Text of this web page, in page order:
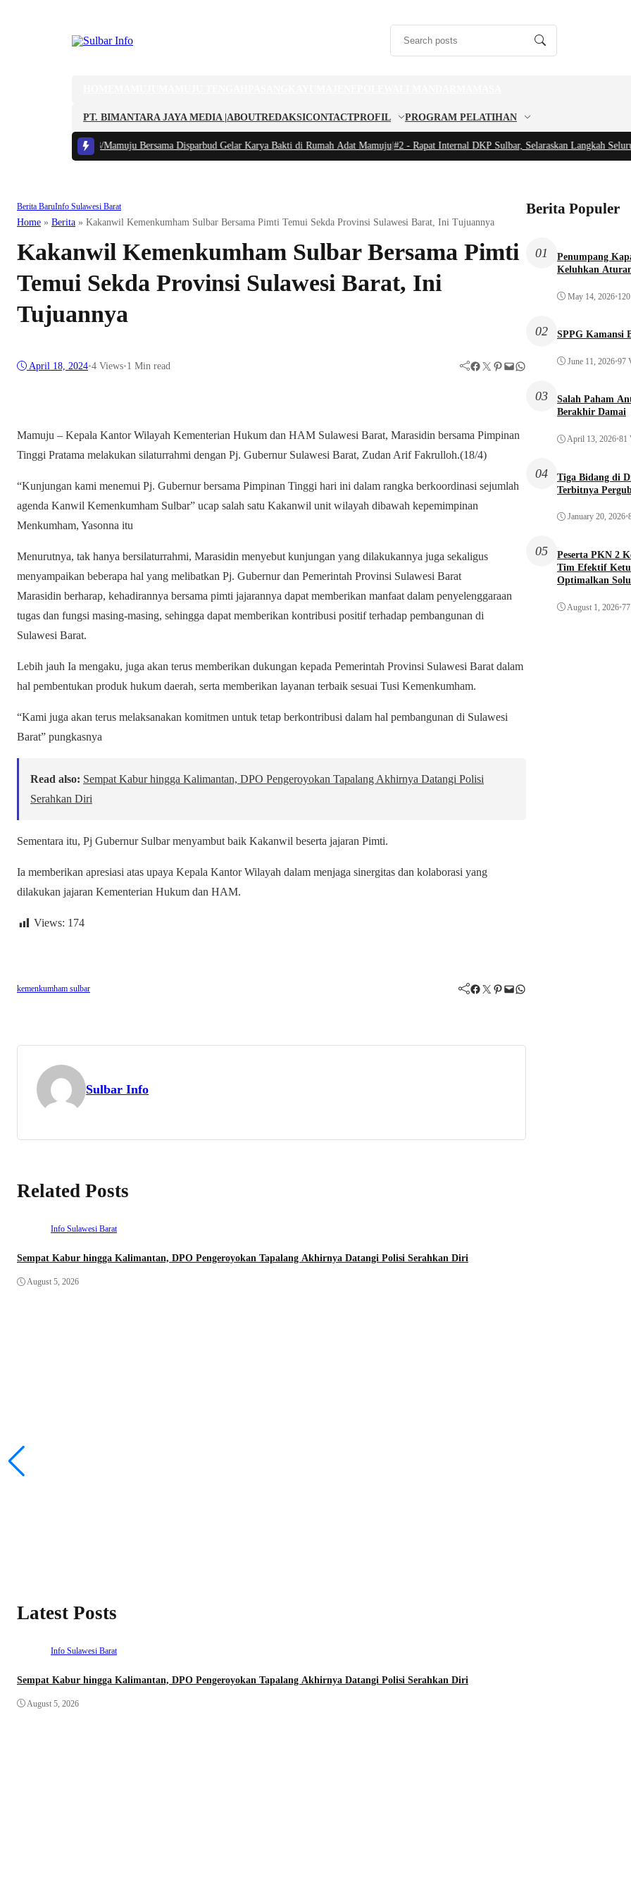
PT. BIMANTARA JAYA MEDIA | ABOUTREDAKSICONTACTPROFIL PROGRAM PELATIHAN
Lokal, Kodim 1418/Mamuju Bersama Disparbud Gelar Karya Bakti di Rumah Adat Mamuju|#2 -Rapat Internal DKP Sulbar, Selaraskan Langkah Seluruh
Berita BaruInfo Sulawesi Barat
Home » Berita » Kakanwil Kemenkumham Sulbar Bersama Pimti Temui Sekda Provinsi Sulawesi Barat, Ini Tujuannya
Kakanwil Kemenkumham Sulbar Bersama Pimti
Temui Sekda Provinsi Sulawesi Barat, Ini
Tujuannya
April 18, 2024•4 Views•1 Min read Facebook Twitter Pinterest Mail WhatsApp
Mamuju – Kepala Kantor Wilayah Kementerian Hukum dan HAM Sulawesi Barat, Marasidin bersama Pimpinan
Tinggi Pratama melakukan silaturrahmi dengan Pj. Gubernur Sulawesi Barat, Zudan Arif Fakrulloh.(18/4)
“Kunjungan kami menemui Pj. Gubernur bersama Pimpinan Tinggi hari ini dalam rangka berkoordinasi sejumlah
agenda Kanwil Kemenkumham Sulbar” ucap salah satu Kakanwil unit wilayah dibawah kepemimpinan
Menkumham, Yasonna itu
Menurutnya, tak hanya bersilaturrahmi, Marasidin menyebut kunjungan yang dilakukannya juga sekaligus
menyampaikan beberapa hal yang melibatkan Pj. Gubernur dan Pemerintah Provinsi Sulawesi Barat
Marasidin berharap, kehadirannya bersama pimti jajarannya dapat memberikan manfaat dalam penyelenggaraan
tugas dan fungsi masing-masing, sehingga dapat memberikan kontribusi positif terhadap pembangunan di
Sulawesi Barat.
Lebih jauh Ia mengaku, juga akan terus memberikan dukungan kepada Pemerintah Provinsi Sulawesi Barat dalam
hal pembentukan produk hukum daerah, serta memberikan layanan terbaik sesuai Tusi Kemenkumham.
“Kami juga akan terus melaksanakan komitmen untuk tetap berkontribusi dalam hal pembangunan di Sulawesi
Barat” pungkasnya
Read also: Sempat Kabur hingga Kalimantan, DPO Pengeroyokan Tapalang Akhirnya Datangi Polisi
Serahkan Diri
Sementara itu, Pj Gubernur Sulbar menyambut baik Kakanwil beserta jajaran Pimti.
Ia memberikan apresiasi atas upaya Kepala Kantor Wilayah dalam menjaga sinergitas dan kolaborasi yang
dilakukan jajaran Kementerian Hukum dan HAM.
Views: 174
kemenkumham sulbar Facebook Twitter Pinterest Mail WhatsApp
Sulbar Info
Related Posts
Info Sulawesi Barat
Sempat Kabur hingga Kalimantan, DPO Pengeroyokan Tapalang Akhirnya Datangi Polisi Serahkan Diri
August 5, 2026
Latest Posts
Info Sulawesi Barat
Sempat Kabur hingga Kalimantan, DPO Pengeroyokan Tapalang Akhirnya Datangi Polisi Serahkan Diri
August 5, 2026
Berita Populer
01
Penumpang
Keluhkan
May 14, 2026•
02 SPPG Kamansi
June 11, 2026•97
03
Salah Paham
Berakhir Damai
April 13, 2026•81
04
Tiga Bidang di
Terbitnya
January 20, 2026•
05
Peserta PKN 2
Tim Efektif
Optimalkan
August 1, 2026•